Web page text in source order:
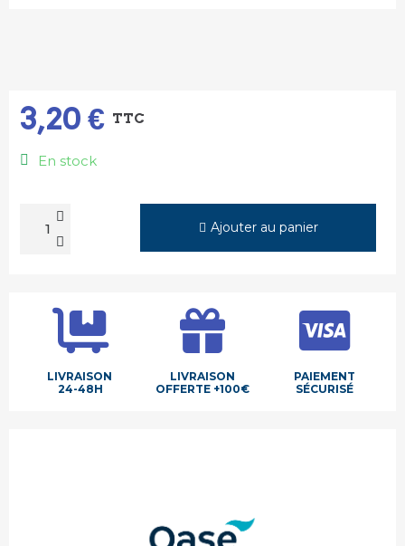
3,20 € TTC
En stock
Ajouter au panier
LIVRAISON
24-48H
LIVRAISON
OFFERTE +100€
PAIEMENT
SÉCURISÉ